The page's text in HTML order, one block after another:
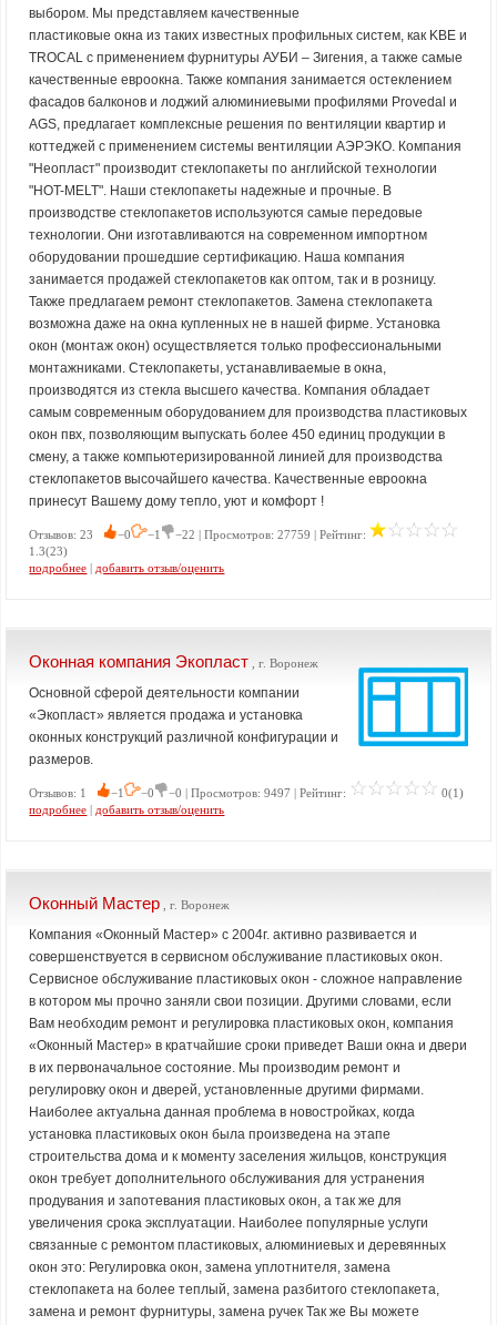
выбором. Мы представляем качественные
пластиковые окна из таких известных профильных систем, как KBE и
TROCAL c применением фурнитуры АУБИ – Зигения, а также самые
качественные евроокна. Также компания занимается остеклением
фасадов балконов и лoджий алюминиeвыми прoфилями Provedal и
AGS, предлагает комплексные решения по вентиляции квартир и
коттеджей с применением системы вентиляции АЭРЭКО. Компания
"Неопласт" производит стеклопакеты по английской технологии
"HOT-MELT". Наши стеклопакеты надежные и прочные. В
производстве стеклопакетов используются самые передовые
технологии. Они изготавливаются на современном импортном
оборудовании прошедшие сертификацию. Наша компания
занимается продажей стеклопакетов как оптом, так и в розницу.
Также предлагаем ремонт стеклопакетов. Замена стеклопакета
возможна даже на окна купленных не в нашей фирме. Установка
окон (монтаж окон) осуществляется только профессиональными
монтажниками. Стеклопакеты, устанавливаемые в окна,
производятся из стекла высшего качества. Компания обладает
самым современным оборудованием для производства пластиковых
окон пвх, позволяющим выпускать более 450 единиц продукции в
смену, а также компьютеризированной линией для производства
стеклопакетов высочайшего качества. Качественные евроокна
принесут Вашему дому тепло, уют и комфорт !
Отзывов: 23 −0 −1
−22 | Просмотров: 27759 | Рейтинг:
1.3(23)
подробнее | добавить отзыв/оценить
Оконная компания Экопласт , г. Воронеж
Основной сферой деятельности компании
«Экопласт» является продажа и установка
оконных конструкций различной конфигурации и
размеров.
Отзывов: 1 −1 −0 −0 | Просмотров: 9497 | Рейтинг:
0(1)
подробнее | добавить отзыв/оценить
Оконный Мастер , г. Воронеж
Компания «Оконный Мастер» с 2004г. активно развивается и
совершенствуется в сервисном обслуживание пластиковых окон.
Сервисное обслуживание пластиковых окон - сложное направление
в котором мы прочно заняли свои позиции. Другими словами, если
Вам необходим ремонт и регулировка пластиковых окон, компания
«Оконный Мастер» в кратчайшие сроки приведет Ваши окна и двери
в их первоначальное состояние. Мы производим ремонт и
регулировку окон и дверей, установленные другими фирмами.
Наиболее актуальна данная проблема в новостройках, когда
установка пластиковых окон была произведена на этапе
строительства дома и к моменту заселения жильцов, конструкция
окон требует дополнительного обслуживания для устранения
продувания и запотевания пластиковых окон, а так же для
увеличения срока эксплуатации. Наиболее популярные услуги
связанные с ремонтом пластиковых, алюминиевых и деревянных
окон это: Регулировка окон, замена уплотнителя, замена
стеклопакета на более теплый, замена разбитого стеклопакета,
замена и ремонт фурнитуры, замена ручек Так же Вы можете